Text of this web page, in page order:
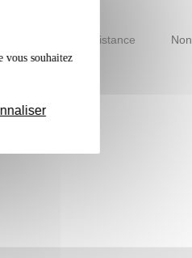
Accessible à distance Non
vous souhaitez